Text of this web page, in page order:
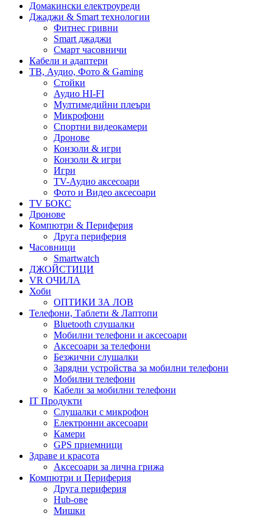
Домакински електроуреди
Джаджи & Smart технологии
Фитнес гривни
Smart джаджи
Смарт часовничи
Кабели и адаптери
ТВ, Аудио, Фото & Gaming
Стойки
Аудио HI-FI
Мултимедийни плеъри
Микрофони
Спортни видеокамери
Дронове
Конзоли & игри
Конзоли & игри
Игри
TV-Аудио аксесоари
Фото и Видео аксесоари
TV БОКС
Дронове
Компютри & Периферия
Друга периферия
Часовници
Smartwatch
ДЖОЙСТИЦИ
VR ОЧИЛА
Хоби
ОПТИКИ ЗА ЛОВ
Телефони, Таблети & Лаптопи
Bluetooth слушалки
Мобилни телефони и аксесоари
Аксесоари за телефони
Безжични слушалки
Зарядни устройства за мобилни телефони
Мобилни телефони
Кабели за мобилни телефони
IT Продукти
Слушалки с микрофон
Електронни аксесоари
Камери
GPS приемници
Здраве и красота
Аксесоари за лична грижа
Компютри и Периферия
Друга периферия
Hub-ове
Мишки